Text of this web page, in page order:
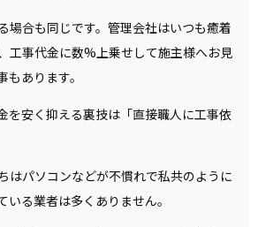
場合も同じです。管理会社はいつも癒着
工事代金に数%上乗せして施主様へお見
あります。
を安く抑える裏技は「直接職人に工事依
はパソコンなどが不慣れで私共のように
いる業者は多くありません。